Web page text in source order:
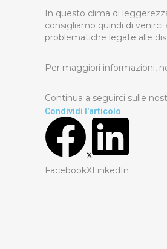
In questo clima di
consigliamo quindi di
problematiche legate alle
Per maggiori informazioni,
Continua a seguirci sulle
Condividi l'articolo
FacebookXLinkedIn